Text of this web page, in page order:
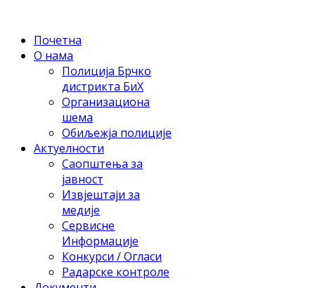
Почетна
О нама
Полиција Брчко
дистрикта БиХ
Организациона
шема
Обиљежја полиције
Актуелности
Саопштења за
јавност
Извјештаји за
медије
Сервисне
Информације
Конкурси / Огласи
Радарске контроле